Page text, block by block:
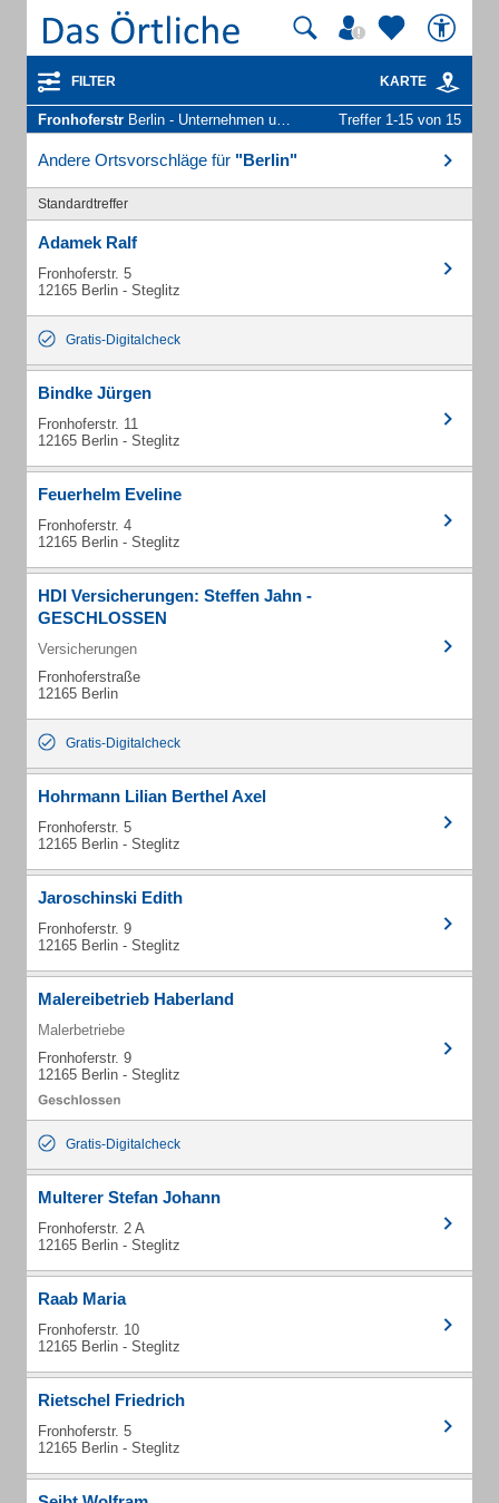
FILTER KARTE
Fronhoferstr Berlin - Unternehmen und Personen Treffer 1-15 von 15
Andere Ortsvorschläge für "Berlin"
Standardtreffer
Adamek Ralf
Fronhoferstr. 5
12165 Berlin - Steglitz
Gratis-Digitalcheck
Bindke Jürgen
Fronhoferstr. 11
12165 Berlin - Steglitz
Feuerhelm Eveline
Fronhoferstr. 4
12165 Berlin - Steglitz
HDI Versicherungen: Steffen Jahn -
GESCHLOSSEN
Versicherungen
Fronhoferstraße
12165 Berlin
Gratis-Digitalcheck
Hohrmann Lilian Berthel Axel
Fronhoferstr. 5
12165 Berlin - Steglitz
Jaroschinski Edith
Fronhoferstr. 9
12165 Berlin - Steglitz
Malereibetrieb Haberland
Malerbetriebe
Fronhoferstr. 9
12165 Berlin - Steglitz
Gratis-Digitalcheck
Multerer Stefan Johann
Fronhoferstr. 2 A
12165 Berlin - Steglitz
Raab Maria
Fronhoferstr. 10
12165 Berlin - Steglitz
Rietschel Friedrich
Fronhoferstr. 5
12165 Berlin - Steglitz